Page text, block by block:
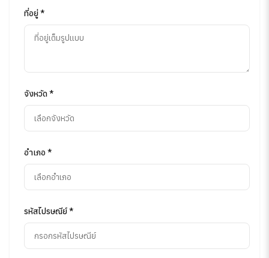
ที่อยู่ *
จังหวัด *
อำเภอ *
รหัสไปรษณีย์ *